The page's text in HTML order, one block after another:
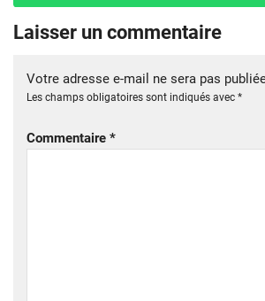
Laisser un commentaire
Votre adresse e-mail ne sera pas
Les champs obligatoires sont indiqués avec *
Commentaire *